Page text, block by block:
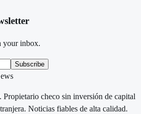
your inbox.
Subscribe
Propietario checo sin inversión de capital
Noticias fiables de alta calidad.